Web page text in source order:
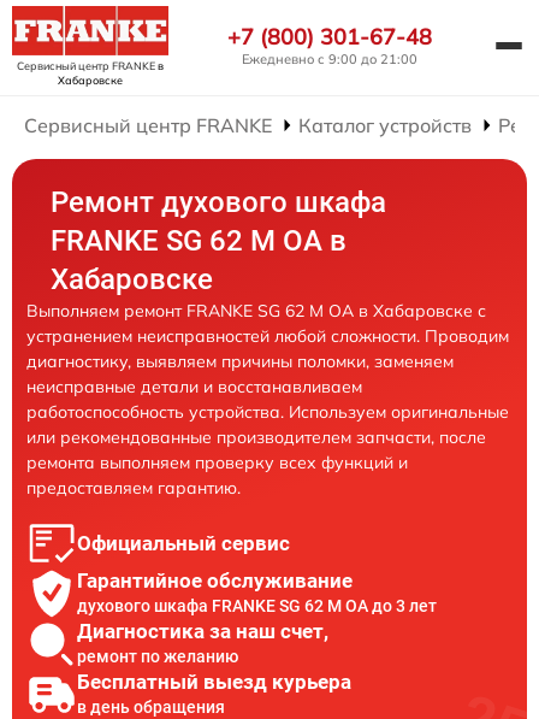
Сервисный центр FRANKEв
Хабаровске
+7 (800) 301-67-48
Ежедневно с 9:00 до 21:00
Сервисный центр FRANKE Каталог устройств
Ремонт духового шкафа
FRANKE SG 62 M OA в
Хабаровске
Выполняем ремонт FRANKE SG 62 M OA в Хабаровске с
устранением неисправностей любой сложности. Проводим
диагностику, выявляем причины поломки, заменяем
неисправные детали и восстанавливаем
работоспособность устройства. Используем оригинальные
или рекомендованные производителем запчасти, после
ремонта выполняем проверку всех функций и
предоставляем гарантию.
Официальный сервис
Гарантийное обслуживание
духового шкафа FRANKE SG 62 M OA до 3 лет
Диагностика за наш счет,
ремонт по желанию
Бесплатный выезд курьера
в день обращения